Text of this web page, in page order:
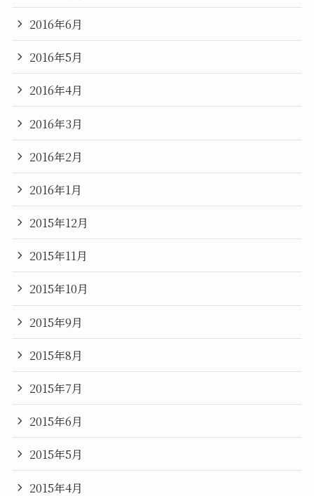
2016年6月
2016年5月
2016年4月
2016年3月
2016年2月
2016年1月
2015年12月
2015年11月
2015年10月
2015年9月
2015年8月
2015年7月
2015年6月
2015年5月
2015年4月